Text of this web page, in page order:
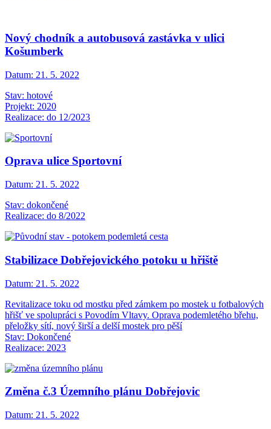
Nový chodník a autobusová zastávka v ulici
Košumberk
Datum: 21. 5. 2022
Stav: hotové
Projekt: 2020
Realizace: do 12/2023
Oprava ulice Sportovní
Datum: 21. 5. 2022
Stav: dokončené
Realizace: do 8/2022
Stabilizace Dobřejovického potoku u hřiště
Datum: 21. 5. 2022
Revitalizace toku od mostku před zámkem po mostek u fotbalových
hřišť ve spolupráci s Povodím Vltavy. Oprava podemletého břehu,
přeložky sítí, nový širší a delší mostek pro pěší
Stav: Dokončené
Realizace: 2023
Změna č.3 Územního plánu Dobřejovic
Datum: 21. 5. 2022